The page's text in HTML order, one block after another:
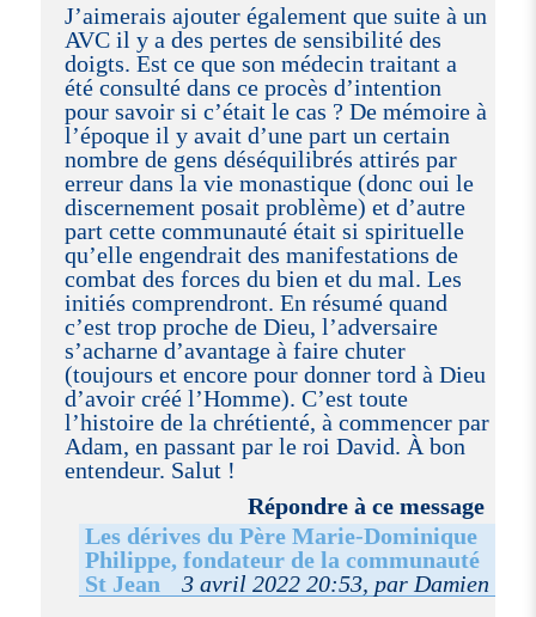
J’aimerais ajouter également que suite à un
AVC il y a des pertes de sensibilité des
doigts. Est ce que son médecin traitant a
été consulté dans ce procès d’intention
pour savoir si c’était le cas ? De mémoire à
l’époque il y avait d’une part un certain
nombre de gens déséquilibrés attirés par
erreur dans la vie monastique (donc oui le
discernement posait problème) et d’autre
part cette communauté était si spirituelle
qu’elle engendrait des manifestations de
combat des forces du bien et du mal. Les
initiés comprendront. En résumé quand
c’est trop proche de Dieu, l’adversaire
s’acharne d’avantage à faire chuter
(toujours et encore pour donner tord à Dieu
d’avoir créé l’Homme). C’est toute
l’histoire de la chrétienté, à commencer par
Adam, en passant par le roi David. À bon
entendeur. Salut !
Répondre à ce message
Les dérives du Père Marie-Dominique
Philippe, fondateur de la communauté
St Jean
3 avril 2022 20:53, par Damien